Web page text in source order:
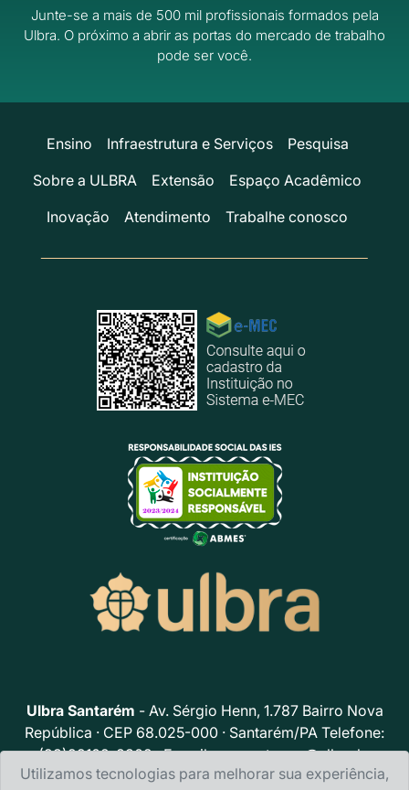
Junte-se a mais de 500 mil profissionais formados pela
Ulbra. O próximo a abrir as portas do mercado de trabalho
pode ser você.
Ensino Infraestrutura e Serviços
Pesquisa
Sobre a ULBRA
Extensão
Espaço Acadêmico
Inovação
Atendimento Trabalhe conosco
Ulbra Santarém - Av. Sérgio Henn, 1.787 Bairro Nova
República · CEP 68.025-000 · Santarém/PA Telefone:
(93)99102-8302 · E-mail:acs.santarem@ulbra.br
Utilizamos tecnologias para melhorar sua experiência,